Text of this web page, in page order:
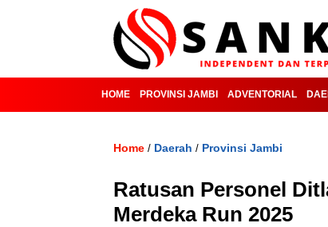
HOME PROVINSI JAMBI ADVENTORIAL
Home / Daerah / Provinsi Jambi
Ratusan Personel
Merdeka Run 2025